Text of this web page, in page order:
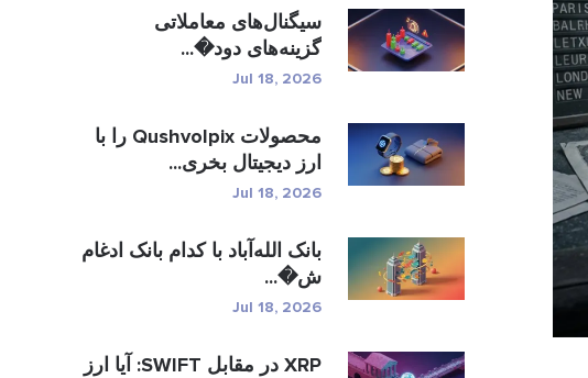
سیگنال‌های معاملاتی
گزینه‌های دود�...
Jul 18, 2026
محصولات Qushvolpix را با
ارز دیجیتال بخری...
Jul 18, 2026
بانک الله‌آباد با کدام بانک ادغام
ش�...
Jul 18, 2026
XRP در مقابل SWIFT: آیا ارز